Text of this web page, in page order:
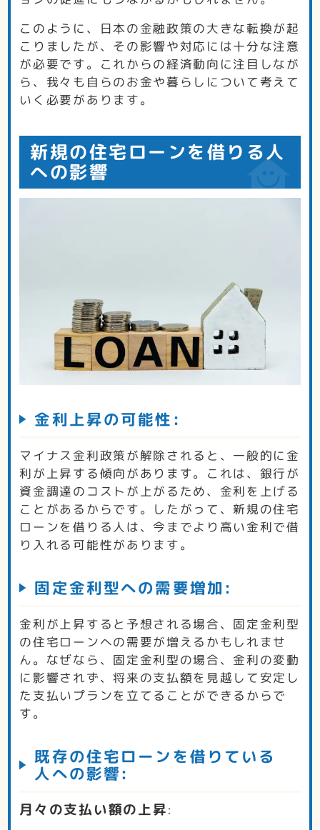
このように、日本の金融政策の大きな転換が起
こりましたが、その影響や対応には十分な注意
が必要です。これからの経済動向に注目しなが
ら、我々も自らのお金や暮らしについて考えて
いく必要があります。
新規の住宅ローンを借りる人
への影響
金利上昇の可能性:
マイナス金利政策が解除されると、一般的に金
利が上昇する傾向があります。これは、銀行が
資金調達のコストが上がるため、金利を上げる
ことがあるからです。したがって、新規の住宅
ローンを借りる人は、今までより高い金利で借
り入れる可能性があります。
固定金利型への需要増加:
金利が上昇すると予想される場合、固定金利型
の住宅ローンへの需要が増えるかもしれませ
ん。なぜなら、固定金利型の場合、金利の変動
に影響されず、将来の支払額を見越して安定し
た支払いプランを立てることができるからで
す。
既存の住宅ローンを借りている
人への影響:
月々の支払い額の上昇: